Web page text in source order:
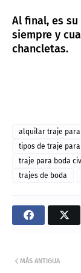
Al final, es
siempre y
chancletas.
alquilar traje para
tipos de traje
traje para boda
trajes de boda
MÁS ANTIGUA